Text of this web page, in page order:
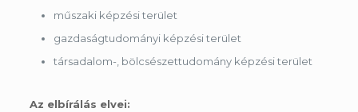
műszaki képzési terület
gazdaságtudományi képzési terület
társadalom-, bölcsészettudomány képzési terület
Az elbírálás elvei: